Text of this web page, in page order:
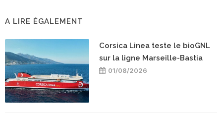
A LIRE ÉGALEMENT
Corsica Linea teste le bioGNL
sur la ligne Marseille-Bastia
01/08/2026